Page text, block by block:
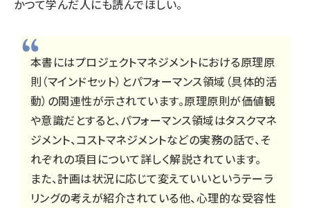
かつて学んだ人にも読んでほしい。
本書にはプロジェクトマネジメントにおける原理原
則（マインドセット）とパフォーマンス領域（具体的活
動）の関連性が示されています。原理原則が価値観
や意識だとすると、パフォーマンス領域はタスクマネ
ジメント、コストマネジメントなどの実務の話で、そ
れぞれの項目について詳しく解説されています。
また、計画は状況に応じて変えていいというテーラ
リングの考えが紹介されている他、心理的な受容性